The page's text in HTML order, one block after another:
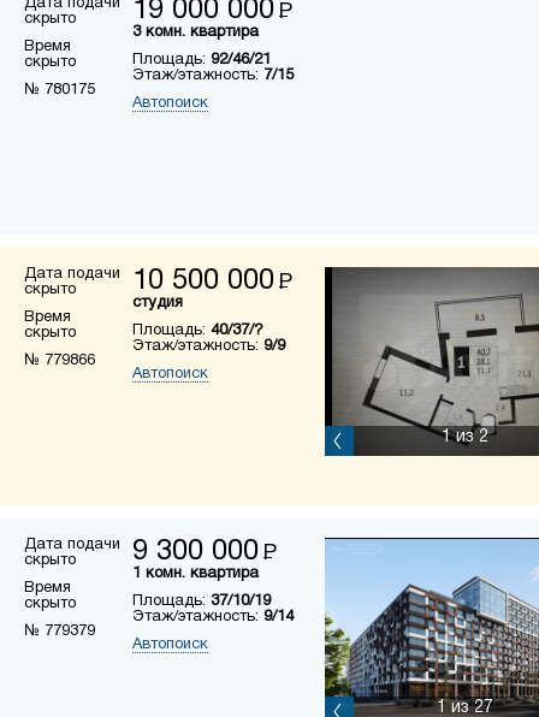
Дата подачи
скрыто
Время
скрыто
№ 780175
19 000 000 Р
3 комн. квартира
Площадь: 92/46/21
Этаж/этажность: 7/15
Автопоиск
Дата подачи
скрыто
Время
скрыто
№ 779866
10 500 000 Р
студия
Площадь: 40/37/?
Этаж/этажность: 9/9
Автопоиск
1из 2
Дата подачи
скрыто
Время
скрыто
№ 779379
9 300 000 Р
1 комн. квартира
Площадь: 37/10/19
Этаж/этажность: 9/14
Автопоиск
1из 27